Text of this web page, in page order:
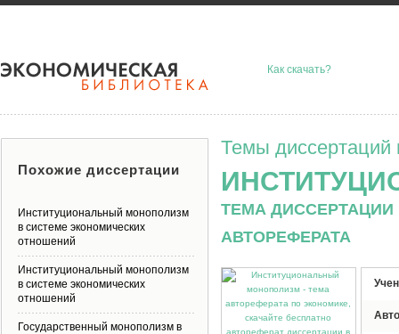
Как скачать?
Темы диссертаций
ТЕМА
АВТОРЕФЕРАТА
Похожие диссертации
Институциональный монополизм
в системе экономических
отношений
Институциональный монополизм
в системе экономических
отношений
Государственный монополизм в